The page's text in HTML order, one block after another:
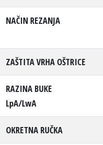
NAČIN REZANJA
ZAŠTITA VRHA OŠTRICE
RAZINA BUKE
LpA/LwA
OKRETNA RUČKA